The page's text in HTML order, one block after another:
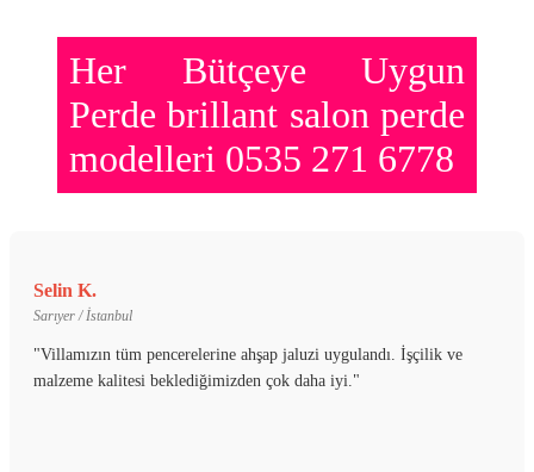
Her Bütçeye Uygun
Perde brillant salon perde
modelleri 0535 271 6778
Selin K.
Sarıyer / İstanbul
"Villamızın tüm pencerelerine ahşap jaluzi uygulandı. İşçilik ve
malzeme kalitesi beklediğimizden çok daha iyi."